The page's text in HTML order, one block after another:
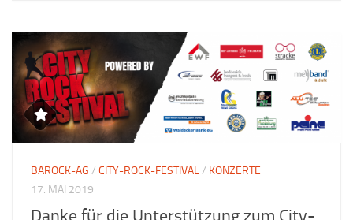
BAROCK-AG / CITY-ROCK-FESTIVAL/ KONZERTE
17. MAI 2019
Danke für die Unterstützung zum City-